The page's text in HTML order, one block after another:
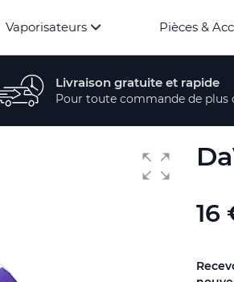
Vaporisateurs Pièces &
Livraison gratuite et rapide
Pour toute commande de plus
16